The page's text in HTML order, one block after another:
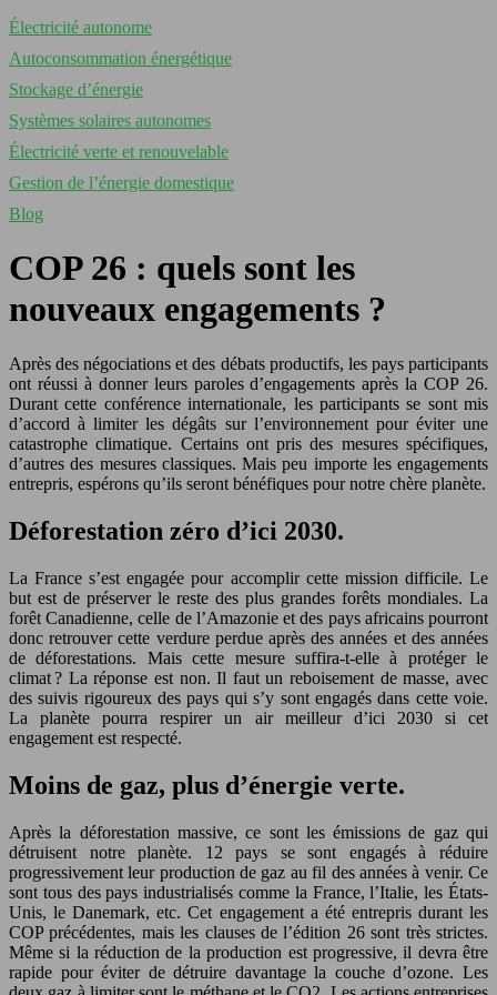
Électricité autonome
Autoconsommation énergétique
Stockage d’énergie
Systèmes solaires autonomes
Électricité verte et renouvelable
Gestion de l’énergie domestique
Blog
COP 26 : quels sont les
nouveaux engagements ?
Après des négociations et des débats productifs, les pays participants
ont réussi à donner leurs paroles d’engagements après la COP 26.
Durant cette conférence internationale, les participants se sont mis
d’accord à limiter les dégâts sur l’environnement pour éviter une
catastrophe climatique. Certains ont pris des mesures spécifiques,
d’autres des mesures classiques. Mais peu importe les engagements
entrepris, espérons qu’ils seront bénéfiques pour notre chère planète.
Déforestation zéro d’ici 2030.
La France s’est engagée pour accomplir cette mission difficile. Le
but est de préserver le reste des plus grandes forêts mondiales. La
forêt Canadienne, celle de l’Amazonie et des pays africains pourront
donc retrouver cette verdure perdue après des années et des années
de déforestations. Mais cette mesure suffira-t-elle à protéger le
climat ? La réponse est non. Il faut un reboisement de masse, avec
des suivis rigoureux des pays qui s’y sont engagés dans cette voie.
La planète pourra respirer un air meilleur d’ici 2030 si cet
engagement est respecté.
Moins de gaz, plus d’énergie verte.
Après la déforestation massive, ce sont les émissions de gaz qui
détruisent notre planète. 12 pays se sont engagés à réduire
progressivement leur production de gaz au fil des années à venir. Ce
sont tous des pays industrialisés comme la France, l’Italie, les États-
Unis, le Danemark, etc. Cet engagement a été entrepris durant les
COP précédentes, mais les clauses de l’édition 26 sont très strictes.
Même si la réduction de la production est progressive, il devra être
rapide pour éviter de détruire davantage la couche d’ozone. Les